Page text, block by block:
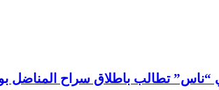
“ناس” تطالب باطلاق سراح المناضل